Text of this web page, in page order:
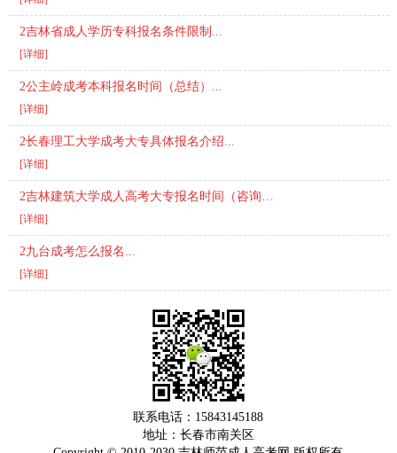
2吉林省成人学历专科报名条件限制...
[详细]
2公主岭成考本科报名时间（总结）...
[详细]
2长春理工大学成考大专具体报名介绍...
[详细]
2吉林建筑大学成人高考大专报名时间（咨询）...
[详细]
2九台成考怎么报名...
[详细]
联系电话：15843145188
地址：长春市南关区